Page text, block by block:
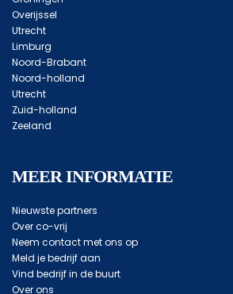
Overijssel
Utrecht
Limburg
Noord-Brabant
Noord-holland
Utrecht
Zuid-holland
Zeeland
MEER INFORMATIE
Nieuwste partners
Over co-vrij
Neem contact met ons op
Meld je bedrijf aan
Vind bedrijf in de buurt
Over ons